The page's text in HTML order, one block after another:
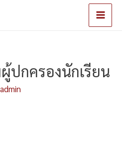
Main
ปกครองนักเรียน
admin